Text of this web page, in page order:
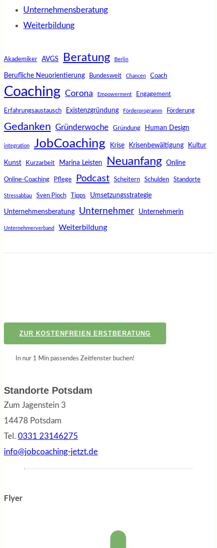
Unternehmensberatung
Weiterbildung
Akademiker AVGS Beratung Berlin
Berufliche Neuorientierung Bundesweit Chancen Coach
Coaching Corona Empowerment Engagement
Erfahrungsaustausch Existenzgründung Förderprogramm Förderung
Gedanken Gründerwoche Gründung Human Design
integration JobCoaching Krise Krisenbewältigung Kultur
Kunst Kurzarbeit Marina Leisten Neuanfang Online
Online-Coaching Pflege Podcast Scheitern Schulden Standorte
Stressabbau Sven Pioch Tipps Umsetzungsstrategie
Unternehmensberatung Unternehmer Unternehmerin
Unternehmerverband Weiterbildung
ZUR KOSTENFREIEN ERSTBERATUNG
In nur 1 Min passendes Zeitfenster buchen!
Standorte Potsdam
Zum Jagenstein 3
14478 Potsdam
Tel. 0331 23146275
info@jobcoaching-jetzt.de
Flyer